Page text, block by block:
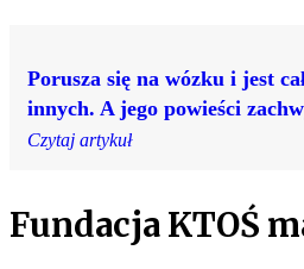
Porusza się na wózku i jest
innych. A jego powieści
Czytaj artykuł
Fundacja KTOŚ